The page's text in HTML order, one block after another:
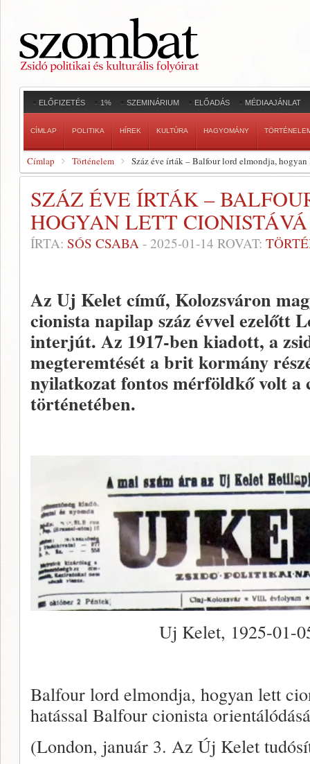
ELŐFIZETÉS 1% SZEMINÁRIUM ELŐADÁS MÉDIAAJÁNLAT
CÍMLAP POLITIKA HÍREK KULTÚRA HAGYOMÁNY
Címlap Történelem Száz éve írták – Balfour lord elmondja,
SZÁZ ÉVE ÍRTÁK –
HOGYAN LETT CIONISTÁVÁ
ÍRTA: SÓS CSABA - 2025-01-14 ROVAT:
Az Uj Kelet című, Kolozsváron
cionista napilap száz évvel ezelőtt
interjút. Az 1917-ben kiadott, a
megteremtését a brit kormány
nyilatkozat fontos mérföldkő volt a
történetében.
Uj Kelet, 1925-01-
Balfour lord elmondja, hogyan lett
hatással Balfour cionista
(London, január 3. Az Új Kelet